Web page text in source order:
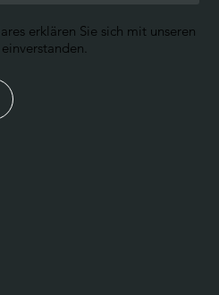
erklären Sie sich mit unseren
einverstanden.